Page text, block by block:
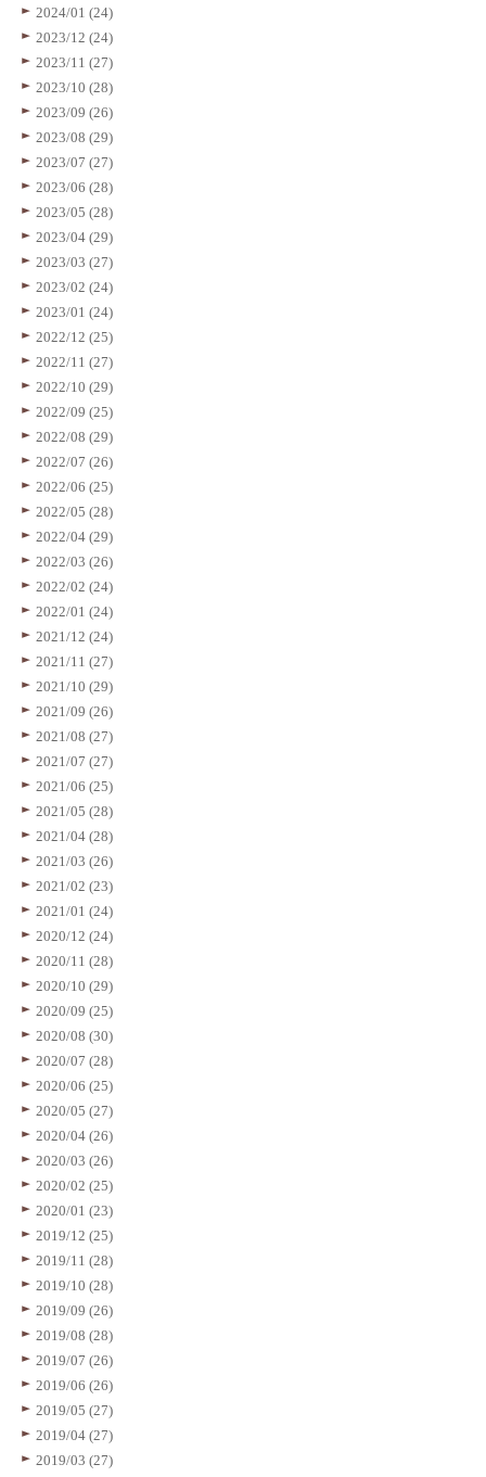
2024/01 (24)
2023/12 (24)
2023/11 (27)
2023/10 (28)
2023/09 (26)
2023/08 (29)
2023/07 (27)
2023/06 (28)
2023/05 (28)
2023/04 (29)
2023/03 (27)
2023/02 (24)
2023/01 (24)
2022/12 (25)
2022/11 (27)
2022/10 (29)
2022/09 (25)
2022/08 (29)
2022/07 (26)
2022/06 (25)
2022/05 (28)
2022/04 (29)
2022/03 (26)
2022/02 (24)
2022/01 (24)
2021/12 (24)
2021/11 (27)
2021/10 (29)
2021/09 (26)
2021/08 (27)
2021/07 (27)
2021/06 (25)
2021/05 (28)
2021/04 (28)
2021/03 (26)
2021/02 (23)
2021/01 (24)
2020/12 (24)
2020/11 (28)
2020/10 (29)
2020/09 (25)
2020/08 (30)
2020/07 (28)
2020/06 (25)
2020/05 (27)
2020/04 (26)
2020/03 (26)
2020/02 (25)
2020/01 (23)
2019/12 (25)
2019/11 (28)
2019/10 (28)
2019/09 (26)
2019/08 (28)
2019/07 (26)
2019/06 (26)
2019/05 (27)
2019/04 (27)
2019/03 (27)